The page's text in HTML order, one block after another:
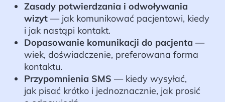
Zasady potwierdzania i odwoływania
wizyt— jak komunikować pacjentowi, kiedy
i jak nastąpi kontakt.
Dopasowanie komunikacji do pacjenta —
wiek, doświadczenie, preferowana forma
kontaktu.
Przypomnienia SMS — kiedy wysyłać,
jak pisać krótko i jednoznacznie, jak prosić